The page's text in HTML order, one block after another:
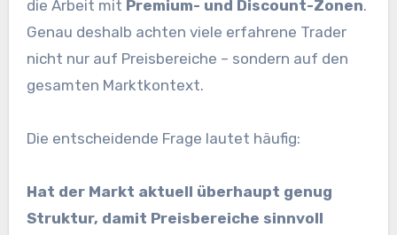
die Arbeit mit Premium- und Discount-Zonen.
Genau deshalb achten viele erfahrene Trader
nicht nur auf Preisbereiche – sondern auf den
gesamten Marktkontext.
Die entscheidende Frage lautet häufig:
Hat der Markt aktuell überhaupt genug
Struktur, damit Preisbereiche sinnvoll